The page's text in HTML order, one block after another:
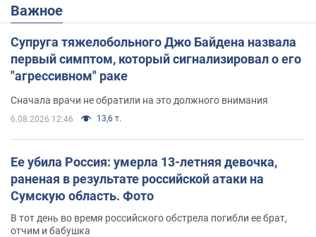
Важное
Супруга тяжелобольного Джо Байдена назвала
первый симптом, который сигнализировал о его
"агрессивном" раке
Сначала врачи не обратили на это должного внимания
6.08.2026 12:46 13,6 т.
Ее убила Россия: умерла 13-летняя девочка,
раненая в результате российской атаки на
Сумскую область. Фото
В тот день во время российского обстрела погибли ее брат,
отчим и бабушка